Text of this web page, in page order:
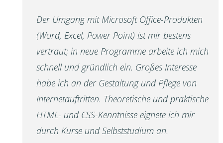
Der Umgang mit Microsoft Office-Produkten
(Word, Excel, Power Point) ist mir bestens
vertraut; in neue Programme arbeite ich mich
schnell und gründlich ein. Großes Interesse
habe ich an der Gestaltung und Pflege von
Internetauftritten. Theoretische und praktische
HTML- und CSS-Kenntnisse eignete ich mir
durch Kurse und Selbststudium an.